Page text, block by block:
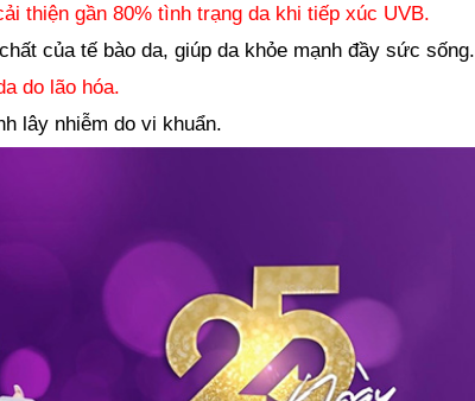
thiện gần 80% tình trạng da khi tiếp xúc UVB.
của tế bào da, giúp da khỏe mạnh đầy sức sống.
do lão hóa.
lây nhiễm do vi khuẩn.